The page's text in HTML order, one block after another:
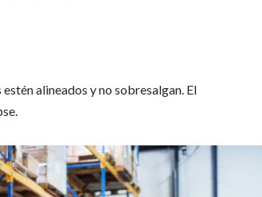
alineados y no sobresalgan. El